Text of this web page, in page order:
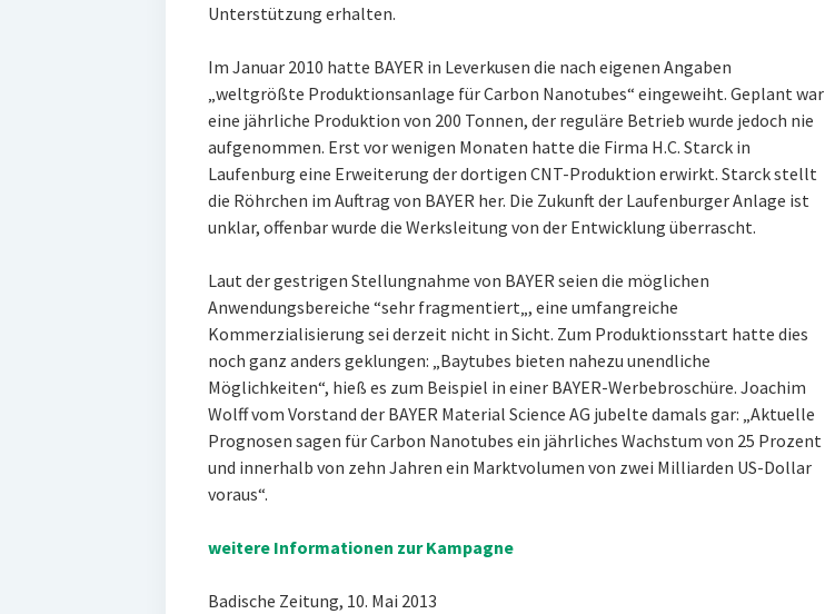
Unterstützung erhalten.
Im Januar 2010 hatte BAYER in Leverkusen die nach eigenen Angaben
„weltgrößte Produktionsanlage für Carbon Nanotubes“ eingeweiht. Geplant war
eine jährliche Produktion von 200 Tonnen, der reguläre Betrieb wurde jedoch nie
aufgenommen. Erst vor wenigen Monaten hatte die Firma H.C. Starck in
Laufenburg eine Erweiterung der dortigen CNT-Produktion erwirkt. Starck stellt
die Röhrchen im Auftrag von BAYER her. Die Zukunft der Laufenburger Anlage ist
unklar, offenbar wurde die Werksleitung von der Entwicklung überrascht.
Laut der gestrigen Stellungnahme von BAYER seien die möglichen
Anwendungsbereiche “sehr fragmentiert„, eine umfangreiche
Kommerzialisierung sei derzeit nicht in Sicht. Zum Produktionsstart hatte dies
noch ganz anders geklungen: „Baytubes bieten nahezu unendliche
Möglichkeiten“, hieß es zum Beispiel in einer BAYER-Werbebroschüre. Joachim
Wolff vom Vorstand der BAYER Material Science AG jubelte damals gar: „Aktuelle
Prognosen sagen für Carbon Nanotubes ein jährliches Wachstum von 25 Prozent
und innerhalb von zehn Jahren ein Marktvolumen von zwei Milliarden US-Dollar
voraus“.
weitere Informationen zur Kampagne
Badische Zeitung, 10. Mai 2013